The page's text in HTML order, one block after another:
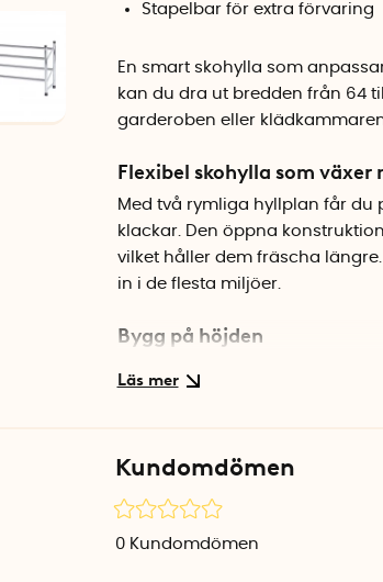
Stapelbar för extra förvaring
En smart skohylla som
kan du dra ut bredden från 64
garderoben eller
Flexibel skohylla som växer
Med två rymliga hyllplan får du
klackar. Den öppna
vilket håller dem fräscha
in i de flesta miljöer.
Bygg på höjden
Specifikationer
Mått: 64-119 x 23 x 35 cm (B x D x
Material: Kromad metall
Färg: Silver
Kundomdömen
0 Kundomdömen